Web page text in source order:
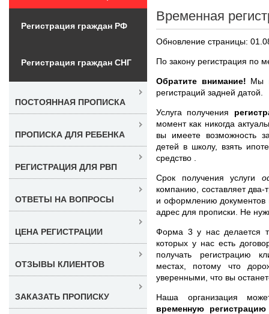
Временная
Обновление страницы:
По закону регистрация по
Обратите внимание! Мы
регистраций задней датой.
Услуга получения
момент как никогда
вы имеете возможность
детей в школу, взять
средство .
Срок получения услуги
компанию, составляет
и оформлению
адрес для прописки. Не
Форма 3 у нас делается
которых у нас есть
получать регистрацию
местах, потому что
уверенными, что вы
Наша организация
временную
Регистрация граждан РФ
Регистрация граждан СНГ
ПОСТОЯННАЯ ПРОПИСКА
ПРОПИСКА ДЛЯ РЕБЕНКА
РЕГИСТРАЦИЯ ДЛЯ РВП
ОТВЕТЫ НА ВОПРОСЫ
ЦЕНА РЕГИСТРАЦИИ
ОТЗЫВЫ КЛИЕНТОВ
ЗАКАЗАТЬ ПРОПИСКУ